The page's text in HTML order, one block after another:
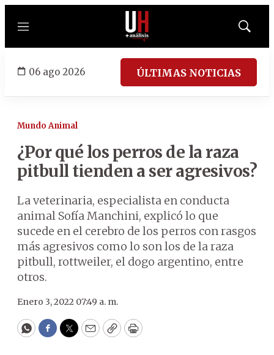
Menú
Mostrar
06 ago 2026 ÚLTIMAS NOTICIAS
Mundo Animal
¿Por qué los perros de la raza
pitbull tienden a ser agresivos?
La veterinaria, especialista en conducta
animal Sofía Manchini, explicó lo que
sucede en el cerebro de los perros con rasgos
más agresivos como lo son los de la raza
pitbull, rottweiler, el dogo argentino, entre
otros.
Enero 3, 2022 07:49 a. m.
WhatsApp
Facebook
Twitter
EmailCopyPrint